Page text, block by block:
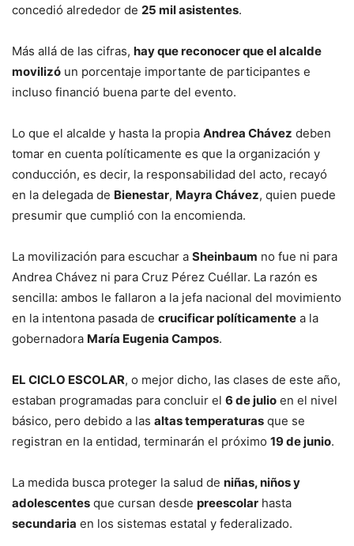
concedió alrededor de 25 mil asistentes.
Más allá de las cifras, hay que reconocer que el alcalde
movilizó un porcentaje importante de participantes e
incluso financió buena parte del evento.
Lo que el alcalde y hasta la propia Andrea Chávez deben
tomar en cuenta políticamente es que la organización y
conducción, es decir, la responsabilidad del acto, recayó
en la delegada de Bienestar, Mayra Chávez, quien puede
presumir que cumplió con la encomienda.
La movilización para escuchar a Sheinbaum no fue ni para
Andrea Chávez ni para Cruz Pérez Cuéllar. La razón es
sencilla: ambos le fallaron a la jefa nacional del movimiento
en la intentona pasada de crucificar políticamente a la
gobernadora María Eugenia Campos.
EL CICLO ESCOLAR, o mejor dicho, las clases de este año,
estaban programadas para concluir el 6 de julio en el nivel
básico, pero debido a las altas temperaturas que se
registran en la entidad, terminarán el próximo 19 de junio.
La medida busca proteger la salud de niñas, niños y
adolescentes que cursan desde preescolar hasta
secundaria en los sistemas estatal y federalizado.